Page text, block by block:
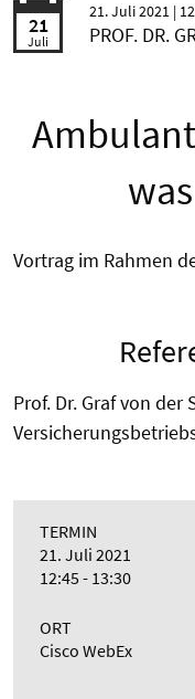
21
Juli
21. Juli 2021 |
PROF. DR.
Vortrag im Rahmen
Prof. Dr. Graf von
TERMIN
21. Juli 2021
12:45 - 13:30
ORT
Cisco WebEx